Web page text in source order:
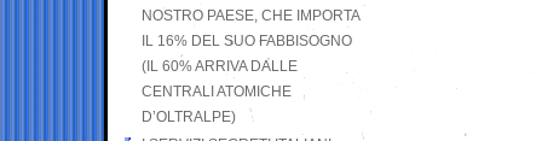
NOSTRO PAESE, CHE IMPORTA
IL 16% DEL SUO FABBISOGNO
(IL 60% ARRIVA DALLE
CENTRALI ATOMICHE
D’OLTRALPE)